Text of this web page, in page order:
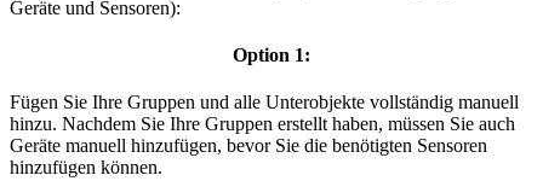
Geräte und Sensoren):
Option 1:
Fügen Sie Ihre Gruppen und alle Unterobjekte vollständig manuell
hinzu. Nachdem Sie Ihre Gruppen erstellt haben, müssen Sie auch
Geräte manuell hinzufügen, bevor Sie die benötigten Sensoren
hinzufügen können.